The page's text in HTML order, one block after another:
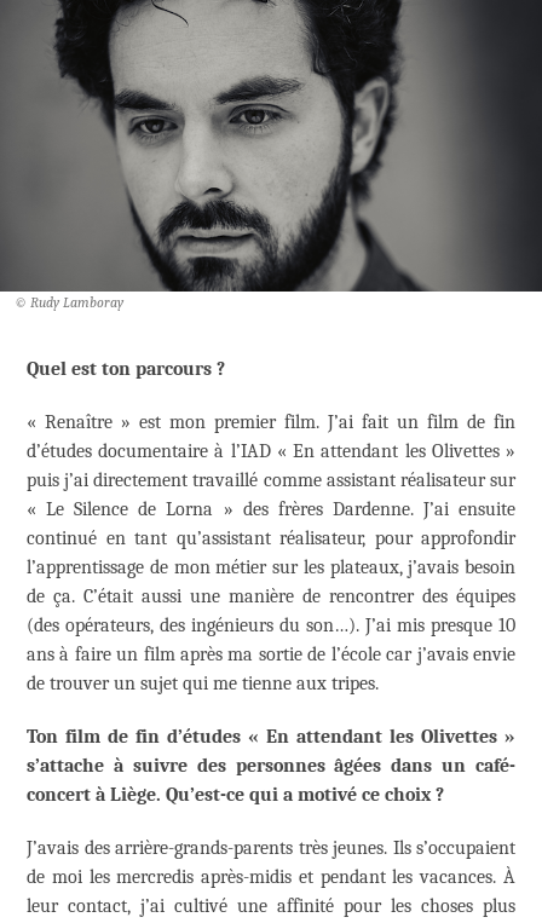
© Rudy Lamboray
Quel est ton parcours ?
« Renaître » est mon premier film. J’ai fait un film de fin
d’études documentaire à l’IAD « En attendant les Olivettes »
puis j’ai directement travaillé comme assistant réalisateur sur
« Le Silence de Lorna » des frères Dardenne. J’ai ensuite
continué en tant qu’assistant réalisateur, pour approfondir
l’apprentissage de mon métier sur les plateaux, j’avais besoin
de ça. C’était aussi une manière de rencontrer des équipes
(des opérateurs, des ingénieurs du son…). J’ai mis presque 10
ans à faire un film après ma sortie de l’école car j’avais envie
de trouver un sujet qui me tienne aux tripes.
Ton film de fin d’études « En attendant les Olivettes »
s’attache à suivre des personnes âgées dans un café-
concert à Liège. Qu’est-ce qui a motivé ce choix ?
J’avais des arrière-grands-parents très jeunes. Ils s’occupaient
de moi les mercredis après-midis et pendant les vacances. À
leur contact, j’ai cultivé une affinité pour les choses plus